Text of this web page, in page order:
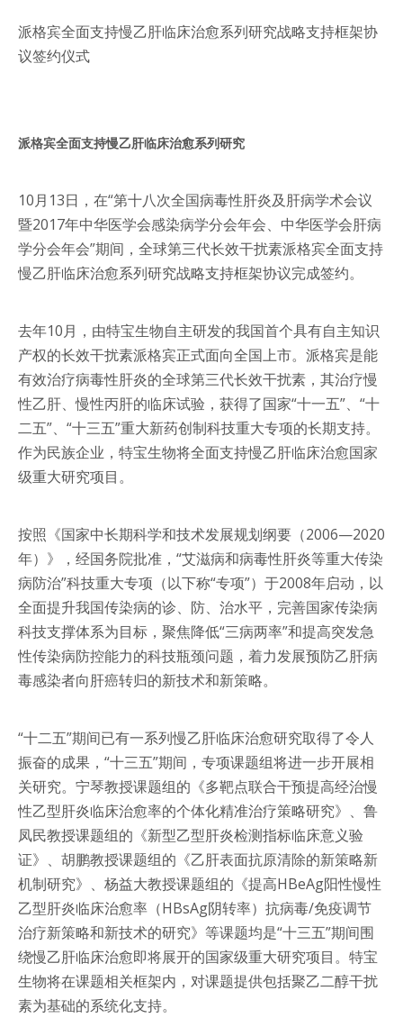
派格宾全面支持慢乙肝临床治愈系列研究战略支持框架协
议签约仪式
派格宾全面支持慢乙肝临床治愈系列研究
10月13日，在“第十八次全国病毒性肝炎及肝病学术会议
暨2017年中华医学会感染病学分会年会、中华医学会肝病
学分会年会”期间，全球第三代长效干扰素派格宾全面支持
慢乙肝临床治愈系列研究战略支持框架协议完成签约。
去年10月，由特宝生物自主研发的我国首个具有自主知识
产权的长效干扰素派格宾正式面向全国上市。派格宾是能
有效治疗病毒性肝炎的全球第三代长效干扰素，其治疗慢
性乙肝、慢性丙肝的临床试验，获得了国家“十一五”、“十
二五”、“十三五”重大新药创制科技重大专项的长期支持。
作为民族企业，特宝生物将全面支持慢乙肝临床治愈国家
级重大研究项目。
按照《国家中长期科学和技术发展规划纲要（2006—2020
年）》，经国务院批准，“艾滋病和病毒性肝炎等重大传染
病防治”科技重大专项（以下称“专项”）于2008年启动，以
全面提升我国传染病的诊、防、治水平，完善国家传染病
科技支撑体系为目标，聚焦降低“三病两率”和提高突发急
性传染病防控能力的科技瓶颈问题，着力发展预防乙肝病
毒感染者向肝癌转归的新技术和新策略。
“十二五”期间已有一系列慢乙肝临床治愈研究取得了令人
振奋的成果，“十三五”期间，专项课题组将进一步开展相
关研究。宁琴教授课题组的《多靶点联合干预提高经治慢
性乙型肝炎临床治愈率的个体化精准治疗策略研究》、鲁
凤民教授课题组的《新型乙型肝炎检测指标临床意义验
证》、胡鹏教授课题组的《乙肝表面抗原清除的新策略新
机制研究》、杨益大教授课题组的《提高HBeAg阳性慢性
乙型肝炎临床治愈率（HBsAg阴转率）抗病毒/免疫调节
治疗新策略和新技术的研究》等课题均是“十三五”期间围
绕慢乙肝临床治愈即将展开的国家级重大研究项目。特宝
生物将在课题相关框架内，对课题提供包括聚乙二醇干扰
素为基础的系统化支持。